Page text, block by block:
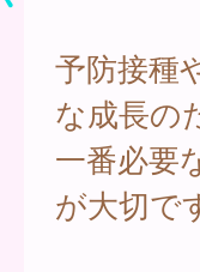
予防接種
な成長の
一番必要
が大切で